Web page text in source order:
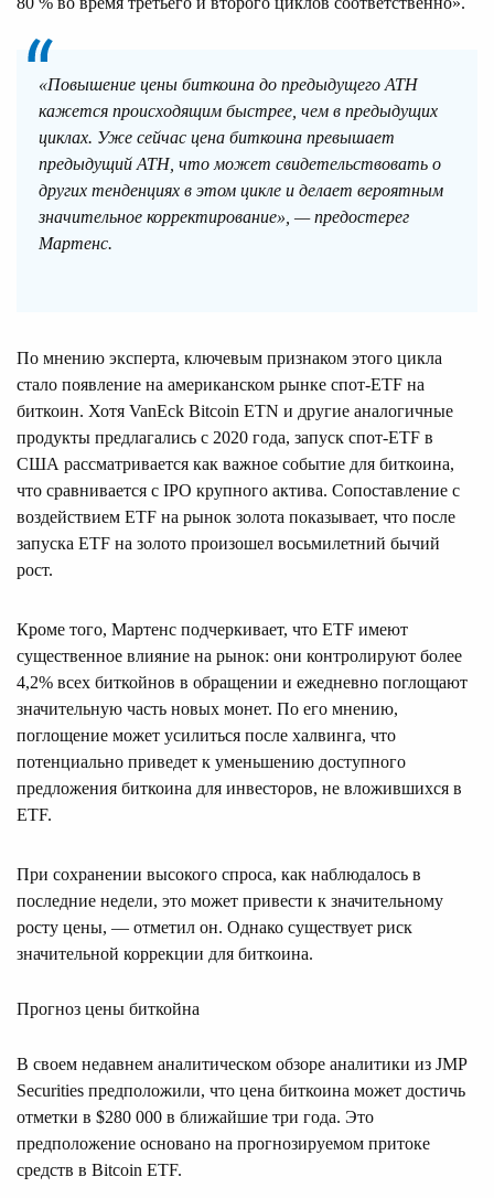
«Повышение цены биткоина до предыдущего ATH
кажется происходящим быстрее, чем в предыдущих
циклах. Уже сейчас цена биткоина превышает
предыдущий ATH, что может свидетельствовать о
других тенденциях в этом цикле и делает вероятным
значительное корректирование», — предостерег
Мартенс.
По мнению эксперта, ключевым признаком этого цикла
стало появление на американском рынке спот-ETF на
биткоин. Хотя VanEck Bitcoin ETN и другие аналогичные
продукты предлагались с 2020 года, запуск спот-ETF в
США рассматривается как важное событие для биткоина,
что сравнивается с IPO крупного актива. Сопоставление с
воздействием ETF на рынок золота показывает, что после
запуска ETF на золото произошел восьмилетний бычий
рост.
Кроме того, Мартенс подчеркивает, что ETF имеют
существенное влияние на рынок: они контролируют более
4,2% всех биткойнов в обращении и ежедневно поглощают
значительную часть новых монет. По его мнению,
поглощение может усилиться после халвинга, что
потенциально приведет к уменьшению доступного
предложения биткоина для инвесторов, не вложившихся в
ETF.
При сохранении высокого спроса, как наблюдалось в
последние недели, это может привести к значительному
росту цены, — отметил он. Однако существует риск
значительной коррекции для биткоина.
Прогноз цены биткойна
В своем недавнем аналитическом обзоре аналитики из JMP
Securities предположили, что цена биткоина может достичь
отметки в $280 000 в ближайшие три года. Это
предположение основано на прогнозируемом притоке
средств в Bitcoin ETF.